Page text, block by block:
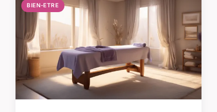
BIEN-ETRE